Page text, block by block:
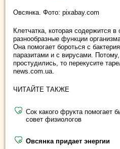
Овсянка. Фото: pixabay.com
Клетчатка, которая содержится в
разнообразные функции
Она помогает бороться с
паразитами и с вирусами.
простудились, то перекусите
news.com.ua.
ЧИТАЙТЕ ТАКЖЕ
Сок какого фрукта помогает
совет физиологов
Овсянка придает энергии